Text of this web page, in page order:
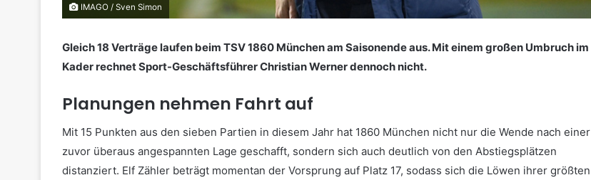
IMAGO / Sven Simon
Gleich 18 Verträge laufen beim TSV 1860 München am Saisonende aus. Mit einem großen Umbruch im
Kader rechnet Sport-Geschäftsführer Christian Werner dennoch nicht.
Planungen nehmen Fahrt auf
Mit 15 Punkten aus den sieben Partien in diesem Jahr hat 1860 München nicht nur die Wende nach einer
zuvor überaus angespannten Lage geschafft, sondern sich auch deutlich von den Abstiegsplätzen
distanziert. Elf Zähler beträgt momentan der Vorsprung auf Platz 17, sodass sich die Löwen ihrer größten